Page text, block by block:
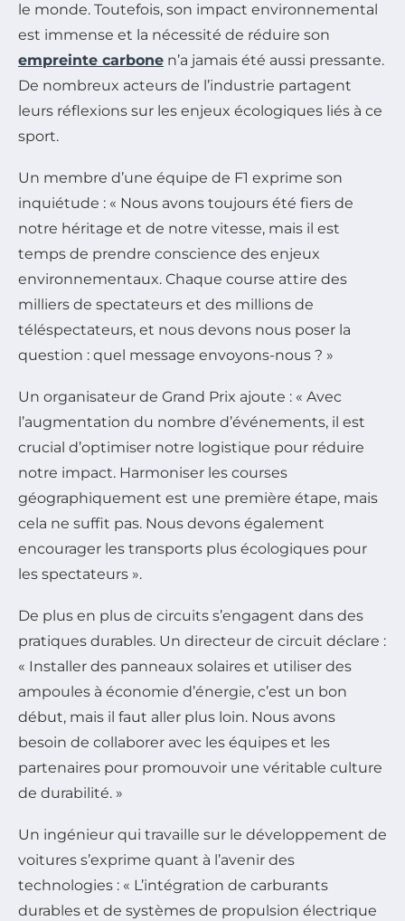
le monde. Toutefois, son impact environnemental
est immense et la nécessité de réduire son
empreinte carbone n’a jamais été aussi pressante.
De nombreux acteurs de l’industrie partagent
leurs réflexions sur les enjeux écologiques liés à ce
sport.
Un membre d’une équipe de F1 exprime son
inquiétude : « Nous avons toujours été fiers de
notre héritage et de notre vitesse, mais il est
temps de prendre conscience des enjeux
environnementaux. Chaque course attire des
milliers de spectateurs et des millions de
téléspectateurs, et nous devons nous poser la
question : quel message envoyons-nous ? »
Un organisateur de Grand Prix ajoute : « Avec
l’augmentation du nombre d’événements, il est
crucial d’optimiser notre logistique pour réduire
notre impact. Harmoniser les courses
géographiquement est une première étape, mais
cela ne suffit pas. Nous devons également
encourager les transports plus écologiques pour
les spectateurs ».
De plus en plus de circuits s’engagent dans des
pratiques durables. Un directeur de circuit déclare :
« Installer des panneaux solaires et utiliser des
ampoules à économie d’énergie, c’est un bon
début, mais il faut aller plus loin. Nous avons
besoin de collaborer avec les équipes et les
partenaires pour promouvoir une véritable culture
de durabilité. »
Un ingénieur qui travaille sur le développement de
voitures s’exprime quant à l’avenir des
technologies : « L’intégration de carburants
durables et de systèmes de propulsion électrique